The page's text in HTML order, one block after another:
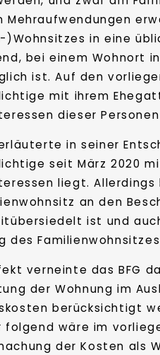
Mehraufwendungen
)Wohnsitzes in eine
bei einem Wohnort
ist. Auf den
mit ihrem
dieser
erläuterte in seiner
seit März 2020
liegt.
an den
ist und
des
verneinte das BFG
der Wohnung im
berücksichtigt
folgend wäre im
der Kosten als